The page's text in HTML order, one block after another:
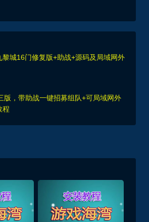
黎城16门修复版+助战+源码及局域网外
版，带助战一键招募组队+可局域网外
程